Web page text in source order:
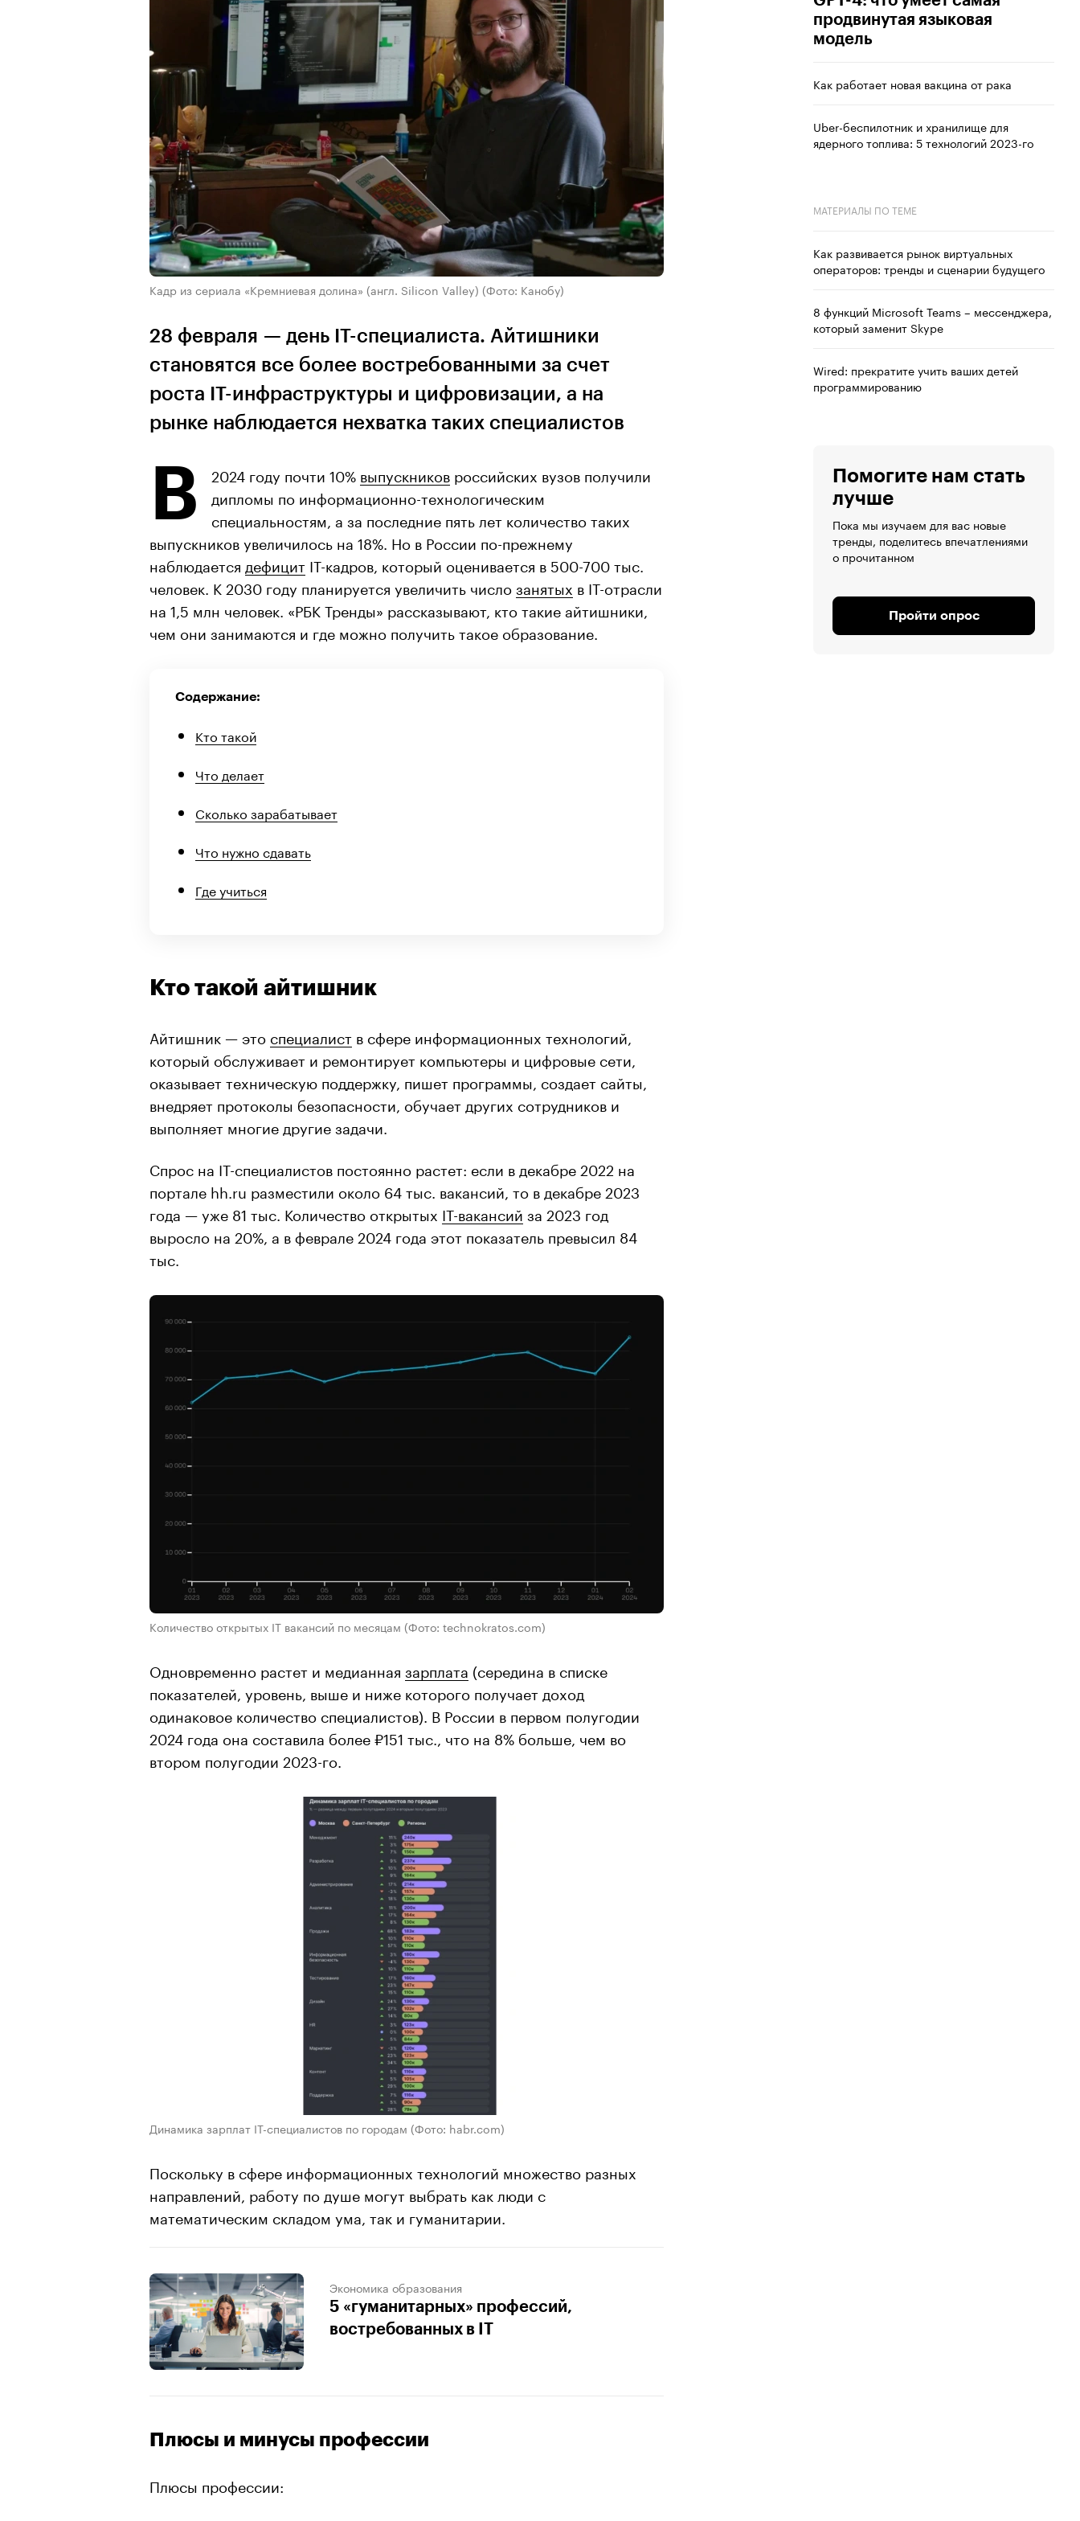
Кадр из сериала «Кремниевая долина» (англ. Silicon Valley) (Фото: Канобу)
28 февраля — день IT-специалиста. Айтишники
становятся все более востребованными за счет
роста IT-инфраструктуры и цифровизации, а на
рынке наблюдается нехватка таких специалистов
В 2024 году почти 10% выпускников российских вузов получили
дипломы по информационно-технологическим
специальностям, а за последние пять лет количество таких
выпускников увеличилось на 18%. Но в России по-прежнему
наблюдается дефицит IT-кадров, который оценивается в 500-700 тыс.
человек. К 2030 году планируется увеличить числозанятых в IT-отрасли
на 1,5 млн человек. «РБК Тренды» рассказывают, кто такие айтишники,
чем они занимаются и где можно получить такое образование.
Содержание:
Кто такой
Что делает
Сколько зарабатывает
Что нужно сдавать
Где учиться
Кто такой айтишник
Айтишник — это специалист в сфере информационных технологий,
который обслуживает и ремонтирует компьютеры и цифровые сети,
оказывает техническую поддержку, пишет программы, создает сайты,
внедряет протоколы безопасности, обучает других сотрудников и
выполняет многие другие задачи.
Спрос на IT-специалистов постоянно растет: если в декабре 2022 на
портале hh.ru разместили около 64 тыс. вакансий, то в декабре 2023
года — уже 81 тыс. Количество открытых IТ-вакансий за 2023 год
выросло на 20%, а в феврале 2024 года этот показатель превысил 84
тыс.
Количество открытых IT вакансий по месяцам (Фото: technokratos.com)
Одновременно растет и медианная зарплата (середина в списке
показателей, уровень, выше и ниже которого получает доход
одинаковое количество специалистов). В России в первом полугодии
2024 года она составила более ₽151 тыc., что на 8% больше, чем во
втором полугодии 2023-го.
Динамика зарплат IT-специалистов по городам (Фото: habr.com)
Поскольку в сфере информационных технологий множество разных
направлений, работу по душе могут выбрать как люди с
математическим складом ума, так и гуманитарии.
Экономика образования
5 «гуманитарных» профессий,
востребованных в IT
Плюсы и минусы профессии
Плюсы профессии:
продвинутая языковая
модель
Как работает новая вакцина от рака
Uber-беспилотник и хранилище для
ядерного топлива: 5 технологий 2023-го
МАТЕРИАЛЫ ПО ТЕМЕ
Как развивается рынок виртуальных
операторов: тренды и сценарии будущего
8 функций Microsoft Teams – мессенджера,
который заменит Skype
Wired: прекратите учить ваших детей
программированию
Помогите нам стать
лучше
Пока мы изучаем для вас новые
тренды, поделитесь впечатлениями
о прочитанном
Пройти опрос